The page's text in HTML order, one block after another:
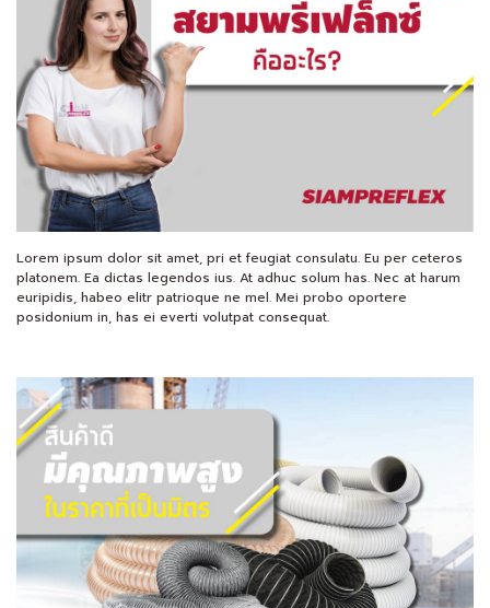
Lorem ipsum dolor sit amet, pri et feugiat consulatu. Eu per ceteros
platonem. Ea dictas legendos ius. At adhuc solum has. Nec at harum
euripidis, habeo elitr patrioque ne mel. Mei probo oportere
posidonium in, has ei everti volutpat consequat.